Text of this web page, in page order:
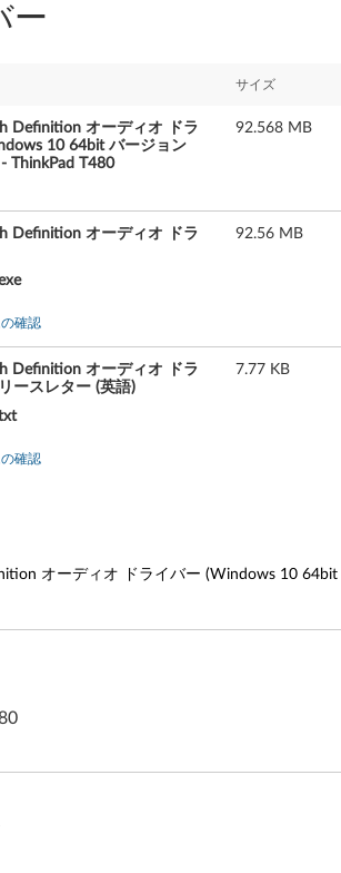
ー
サイズ
Definition オーディオ ドラ
10 64bit バージョン
ThinkPad T480
92.568 MB
Definition オーディオ ドラ
92.56 MB
確認
Definition オーディオ ドラ
ースレター (英語)
7.77 KB
確認
オーディオ ドライバー (Windows 10